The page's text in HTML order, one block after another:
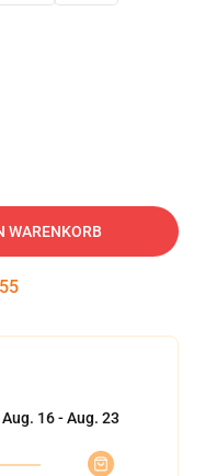
WARENKORB
54
Aug. 16 - Aug. 23